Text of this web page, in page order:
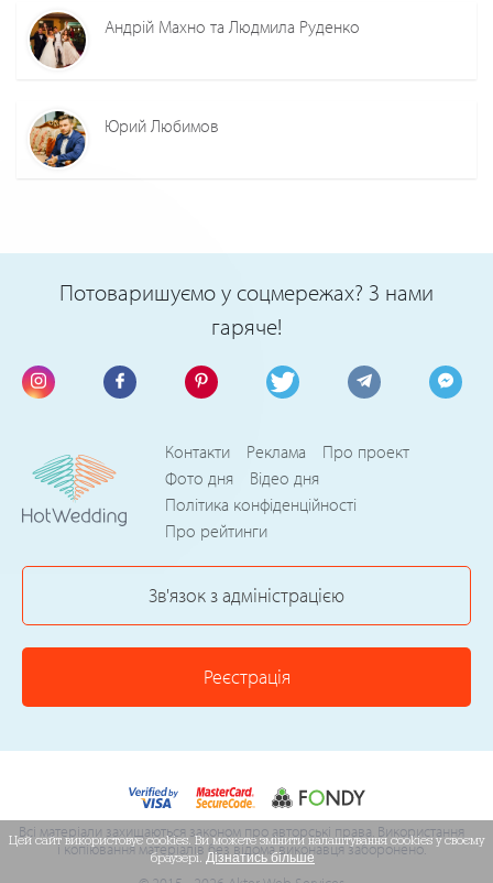
Андрій Махно та Людмила Руденко
Юрий Любимов
Потоваришуємо у соцмережах? З нами
гаряче!
Контакти Реклама
Про проект
Фото дня
Відео дня
Політика конфіденційності
Про рейтинги
Зв'язок з адміністрацією
Реєстрація
Всі матеріали захищаються законом про авторські права. Використання
і копіювання матеріалів без відома виконавця заборонено.
Цей сайт використовує cookies. Ви можете змінити налаштування cookies у своєму
браузері.Дізнатись більше